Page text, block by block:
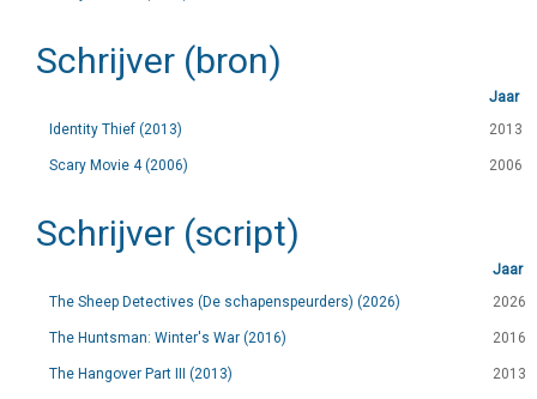
Schrijver (bron)
Jaar
Identity Thief (2013)
2013
Scary Movie 4 (2006) 2006
Schrijver (script)
Jaar
The Sheep Detectives (De schapenspeurders) (2026)
2026
The Huntsman: Winter's War (2016) 2016
The Hangover Part III (2013) 2013